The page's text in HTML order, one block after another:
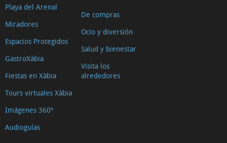
Playa del Arenal
Miradores
Espacios Protegidos
GastroXàbia
Fiestas en Xàbia
Tours virtuales Xàbia
Imágenes 360º
Audioguías
De compras
Ocio y diversión
Salud y bienestar
Visita los
alrededores